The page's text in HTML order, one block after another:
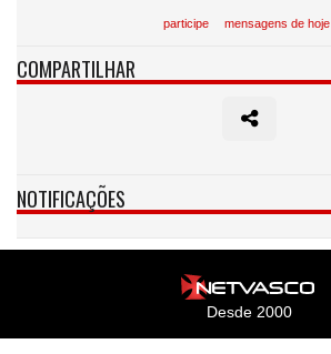
participe mensagens de hoje
COMPARTILHAR
NOTIFICAÇÕES
Desde 2000